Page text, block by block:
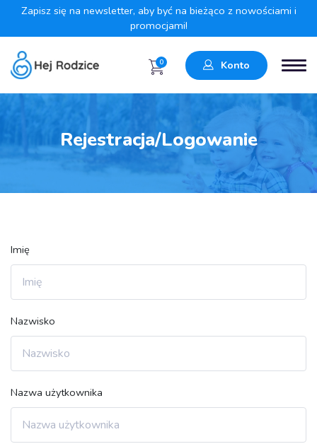
Zapisz się na newsletter, aby być na bieżąco z nowościami i
promocjami!
0 Konto
Rejestracja/Logowanie
Imię
Nazwisko
Nazwa użytkownika